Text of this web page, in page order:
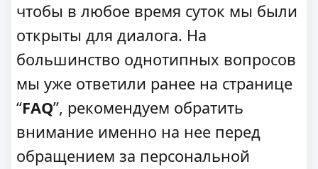
чтобы в любое время суток мы были
открыты для диалога. На
большинство однотипных вопросов
мы уже ответили ранее на странице
“FAQ”, рекомендуем обратить
внимание именно на нее перед
обращением за персональной